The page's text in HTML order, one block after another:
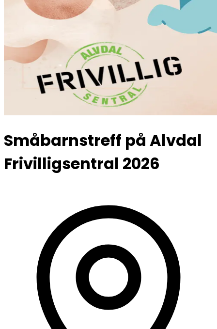
Småbarnstreff på Alvdal
Frivilligsentral 2026